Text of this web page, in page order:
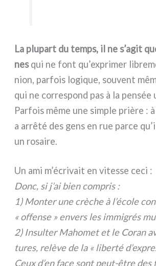
La plu­part du temps, il ne s’agit
nesqui ne font qu’exprimer
nion, par­fois logi­que, sou­vent
qui ne cor­re­spond pas à la pen­sée
Parfois même une sim­ple priè­re :
a arrê­té des gens en rue par­ce
un rosai­re.
Un ami m’écrivait en vites­se ceci :
Donc, si j’ai bien com­pris :
1) Monter une crè­che à l’école
« offen­se » envers les immi­grés
2) Insulter Mahomet et le Coran
tu­res, relè­ve de la « liber­té
Ceux d’en face sont peut-être